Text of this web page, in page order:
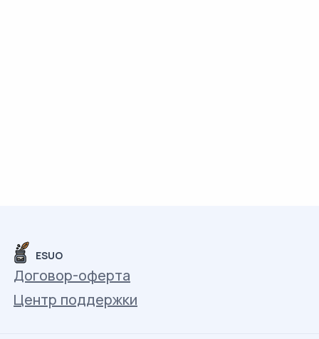
ESUO
Договор-оферта
Центр поддержки